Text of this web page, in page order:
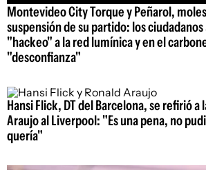
Montevideo City Torque y Peñarol,
suspensión de su partido: los
"hackeo" a la red lumínica y en el
"desconfianza"
Hansi Flick, DT del Barcelona, se refirió a
Araujo al Liverpool: "Es una pena, no
quería"